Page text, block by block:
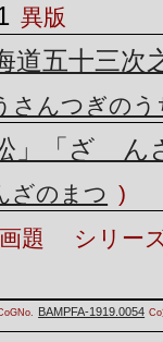
異版
道五十三次
さんつぎのう
」「ざゝん
ざのまつ )
画題
シリー
BAMPFA-1919.0054